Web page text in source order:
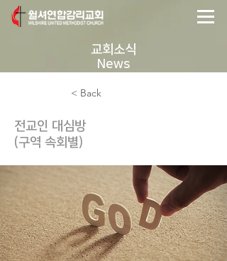
교회소식
News
< Back
전교인 대심방
(구역 속회별)